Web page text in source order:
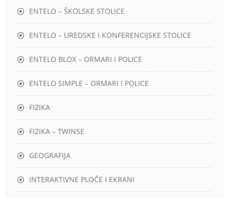
ENTELO – ŠKOLSKE STOLICE
ENTELO – UREDSKE I KONFERENCIJSKE STOLICE
ENTELO BLOX – ORMARI I POLICE
ENTELO SIMPLE – ORMARI I POLICE
FIZIKA
FIZIKA – TWINSE
GEOGRAFIJA
INTERAKTIVNE PLOČE I EKRANI